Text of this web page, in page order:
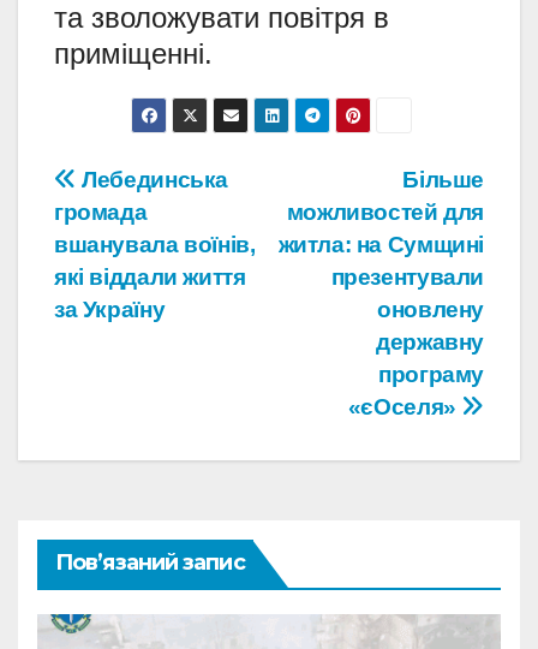
та зволожувати повітря в
приміщенні.
Навігація
записів
Більше
можливостей для
житла: на Сумщині
презентували
оновлену
державну
програму
«єОселя»
Лебединська
громада
вшанувала воїнів,
які віддали життя
за Україну
Пов’язаний запис